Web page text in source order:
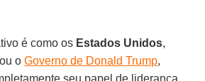
é como os Estados Unidos,
oGoverno de Donald Trump,
seu papel de liderança